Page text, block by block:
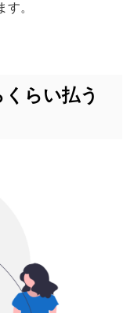
。
らい払う